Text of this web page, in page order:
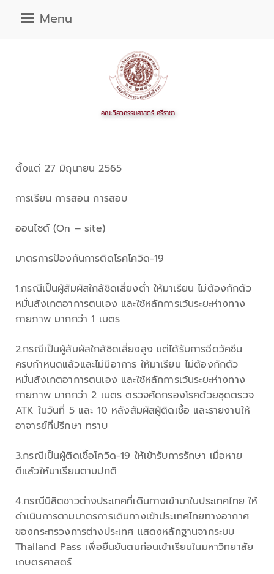
Menu
ตั้งแต่ 27 มิถุนายน 2565
การเรียน การสอน การสอบ
ออนไซต์ (On – site)
มาตรการป้องกันการติดโรคโควิด-19
1.กรณีเป็นผู้สัมผัสใกล้ชิดเสี่ยงต่ำ ให้มาเรียน ไม่ต้องกักตัว
หมั่นสังเกตอาการตนเอง และใช้หลักการเว้นระยะห่างทาง
กายภาพ มากกว่า 1 เมตร
2.กรณีเป็นผู้สัมผัสใกล้ชิดเสี่ยงสูง แต่ได้รับการฉีดวัคซีน
ครบกำหนดแล้วและไม่มีอาการ ให้มาเรียน ไม่ต้องกักตัว
หมั่นสังเกตอาการตนเอง และใช้หลักการเว้นระยะห่างทาง
กายภาพ มากกว่า 2 เมตร ตรวจคัดกรองโรคด้วยชุดตรวจ
ATK ในวันที่ 5 และ 10 หลังสัมผัสผู้ติดเชื้อ และรายงานให้
อาจารย์ที่ปรึกษา ทราบ
3.กรณีเป็นผู้ติดเชื้อโควิด-19 ให้เข้ารับการรักษา เมื่อหาย
ดีแล้วให้มาเรียนตามปกติ
4.กรณีนิสิตชาวต่างประเทศที่เดินทางเข้ามาในประเทศไทย ให้
ดำเนินการตามมาตรการเดินทางเข้าประเทศไทยทางอากาศ
ของกระทรวงการต่างประเทศ แสดงหลักฐานจากระบบ
Thailand Pass เพื่อยืนยันตนก่อนเข้าเรียนในมหาวิทยาลัย
เกษตรศาสตร์